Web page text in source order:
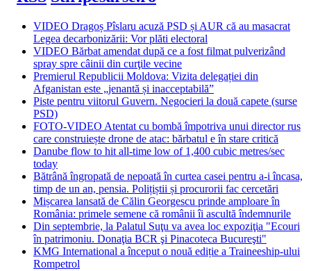
VIDEO Dragoș Pîslaru acuză PSD și AUR că au masacrat
Legea decarbonizării: Vor plăti electoral
VIDEO Bărbat amendat după ce a fost filmat pulverizând
spray spre câinii din curţile vecine
Premierul Republicii Moldova: Vizita delegației din
Afganistan este „jenantă și inacceptabilă”
Piste pentru viitorul Guvern. Negocieri la două capete (surse
PSD)
FOTO-VIDEO Atentat cu bombă împotriva unui director rus
care construiește drone de atac: bărbatul e în stare critică
Danube flow to hit all-time low of 1,400 cubic metres/sec
today
Bătrână îngropată de nepoată în curtea casei pentru a-i încasa,
timp de un an, pensia. Polițiștii și procurorii fac cercetări
Mișcarea lansată de Călin Georgescu prinde amploare în
România: primele semene că românii îi ascultă îndemnurile
Din septembrie, la Palatul Suţu va avea loc expoziţia "Ecouri
în patrimoniu. Donaţia BCR şi Pinacoteca Bucureşti"
KMG International a început o nouă ediție a Traineeship-ului
Rompetrol